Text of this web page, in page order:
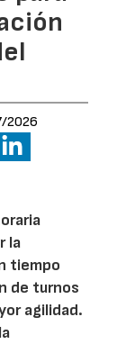
2026
la
tiempo
de turnos
agilidad.